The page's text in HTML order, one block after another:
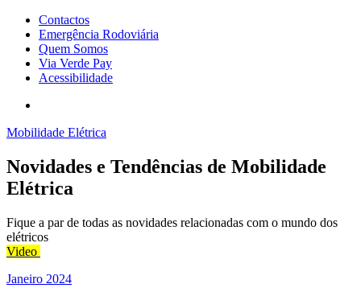
Contactos
Emergência Rodoviária
Quem Somos
Via Verde Pay
Acessibilidade
Mobilidade Elétrica
Novidades e Tendências de Mobilidade
Elétrica
Fique a par de todas as novidades relacionadas com o mundo dos
elétricos
Video
Janeiro 2024